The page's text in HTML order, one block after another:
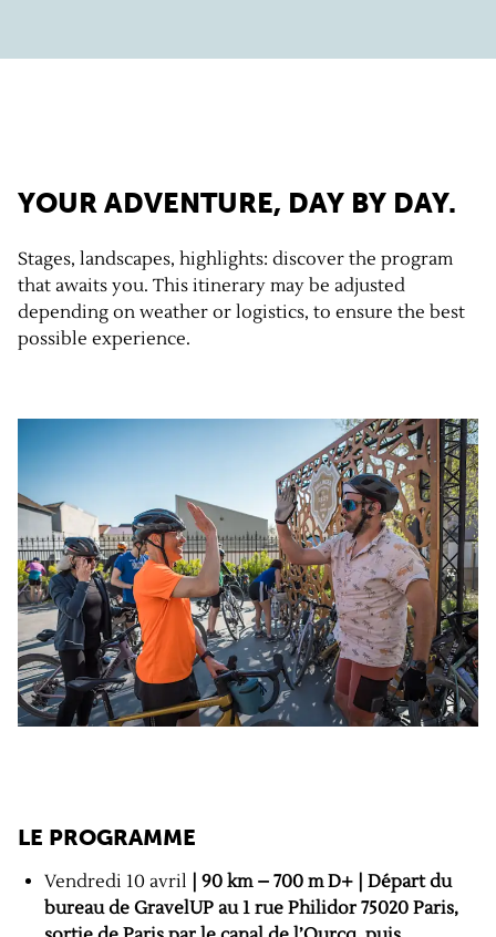
YOUR ADVENTURE, DAY BY DAY.
Stages, landscapes, highlights: discover the program
that awaits you. This itinerary may be adjusted
depending on weather or logistics, to ensure the best
possible experience.
LE PROGRAMME
Vendredi 10 avril | 90 km – 700 m D+ | Départ du
bureau de GravelUP au 1 rue Philidor 75020 Paris,